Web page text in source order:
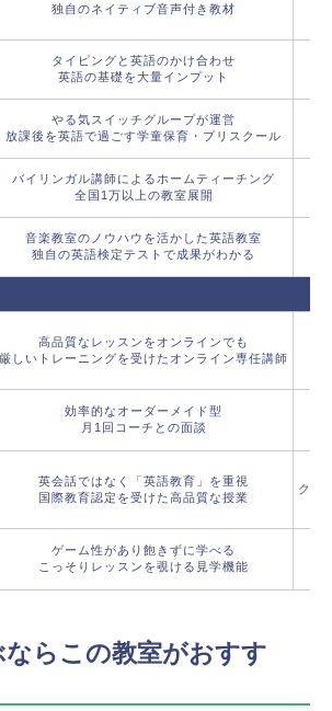
独自のネイティブ音声付き教材
タイピングと英語のかけ合わせ
英語の基礎を大量インプット
やる気スイッチグループが運営
放課後を英語で過ごす学童保育・プリスクール
バイリンガル講師によるホームティーチング
全国1万以上の教室展開
音楽教室のノウハウを活かした英語教室
独自の英語検定テストで成果がわかる
高品質なレッスンをオンラインでも
厳しいトレーニングを受けたオンライン専任講師
効率的なオーダーメイド型
月1回コーチとの面談
英会話ではなく「英語教育」を重視
国際教育認定を受けた高品質な授業
クー
ゲーム性があり飽きずに学べる
こっそりレッスンを覗ける見学機能
ならこの教室がおすす